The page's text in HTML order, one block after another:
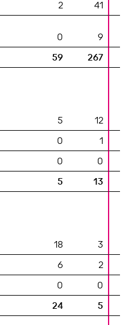
2 41
0
9
59 267
5
12
0
1
0
0
5
13
18
3
6
2
0
0
24 5